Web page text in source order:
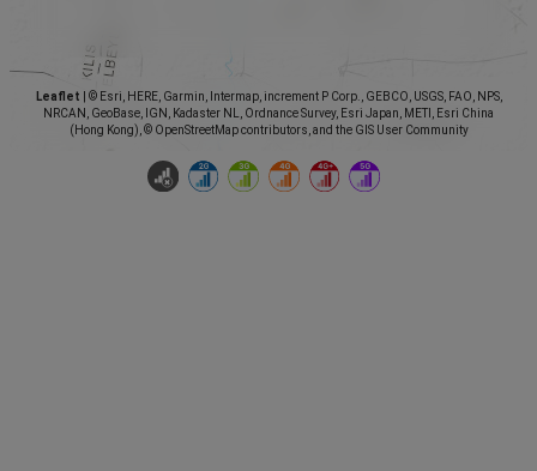
Leaflet
© Esri, HERE, Garmin, Intermap, increment P Corp., GEBCO, USGS, FAO, NPS,
NRCAN, GeoBase, IGN, Kadaster NL, Ordnance Survey, Esri Japan, METI, Esri China
(Hong Kong), © OpenStreetMap contributors, and the GIS User Community